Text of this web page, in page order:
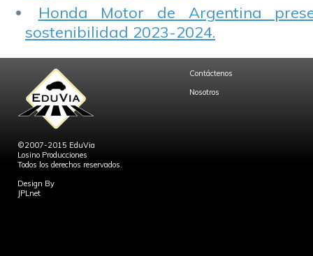
Honda Motor de Argentina
sostenibilidad 2023-2024.
©2007-2015 EduVia
Losino Producciones
Todos los derechos reservados.
Design By
JPLnet
Contáctenos
Nosotros